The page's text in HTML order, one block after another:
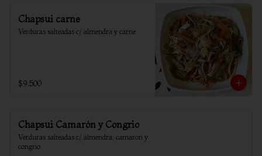
Chapsui carne
Verduras salteadas c/ almendra y carne
$9.500
Chapsui Camarón y Congrio
Verduras salteadas c/ almendra, camaron y
congrio